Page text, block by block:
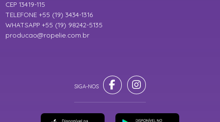
CEP 13419-115
TELEFONE +55 (19) 3434-1316
WHATSAPP +55 (19) 98242-5135
producao@ropelie.com.br